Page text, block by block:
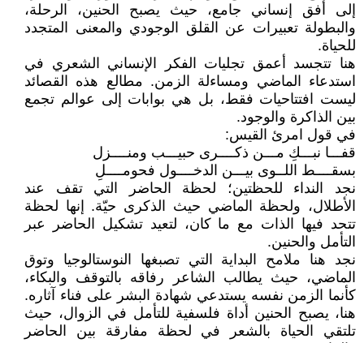
إلى أفق إنساني جامع، حيث يصبح الحنين، الرحلة،
والبطولة تعبيرات عن القلق الوجودي والمعنى المتجدد
للحياة.
هنا تتجسد أعمق تجليات الفكر الإنساني الشعري في
استدعاء الماضي ومساءلة الزمن. مطالع هذه القصائد
ليست افتتاحيات فقط، بل هي بوابات إلى عوالم تجمع
بين الذاكرة والوجود.
في قول امرئ القيس:
قفـــا نبـــكِ مـــن ذكــــرى حبيـــب ومنــــزل
بسقــــط اللــوى بيـــن الدخــــول فحومــــلِ
نجد النداء للحظتين؛ لحظة الحاضر التي تقف عند
الأطلال، ولحظة الماضي حيث الذكرى حيّة. إنها لحظة
تتحد فيها الذات مع ما كان، لتعيد تشكيل الحاضر عبر
التأمل والحنين.
نجد هنا ملامح البداية التي تصبغها النوستالوجيا وتوق
الماضي، حيث يطالب الشاعر رفاقه بالتوقف والبكاء،
كأنما الزمن نفسه يستدعي شهادة البشر على فناء آثاره.
هنا، يصبح الحنين أداة فلسفية للتأمل في الزوال، حيث
تلتقي الحياة بالشعر في لحظة مفارقة بين الحاضر